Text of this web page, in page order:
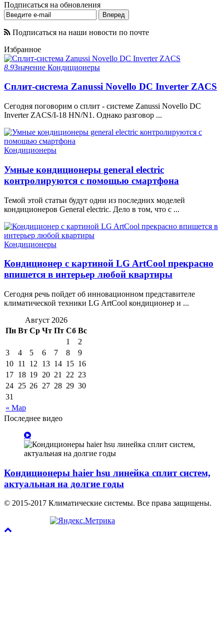
Подписаться на обновления
Подписаться на наши новости по почте
Избранное
8.9Значение Кондиционеры
Сплит-система Zanussi Novello DC Inverter ZACS
Сегодня поговорим о сплит - системе Zanussi Novello DC
Inverter ZACS/I-18 HN/N1. Однако разговор ...
Кондиционеры
Умные кондиционеры general electric
контролируются с помощью смартфона
Темой этой статьи будут одни из последних моделей
кондиционеров General electric. Дело в том, что с ...
Кондиционеры
Кондиционер с картиной LG ArtCool прекрасно
впишется в интерьер любой квартиры
Сегодня речь пойдет об инновационном представителе
климатической техники LG ArtCool кондиционер и ...
Август 2026
Пн Вт Ср Чт Пт Сб Вс
« Мар
1
2
3
4 5 6 7 8
9
10 11 12 13 14 15 16
17 18 19 20 21 22 23
24 25 26 27 28 29 30
31
Последнее видео
Кондиционеры haier hsu линейка сплит систем,
актуальная на долгие годы
© 2015-2017 Климатические системы. Все права защищены.